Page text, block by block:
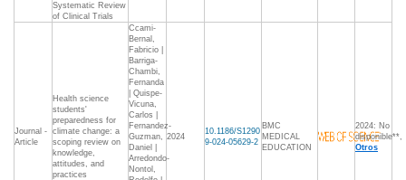
Systematic Review
of Clinical Trials
Journal -
Article
Health science
students'
preparedness for
climate change: a
scoping review on
knowledge,
attitudes, and
practices
Ccami-
Bernal,
Fabricio |
Barriga-
Chambi,
Fernanda
| Quispe-
Vicuna,
Carlos |
Fernandez-
Guzman,
Daniel |
Arredondo-
Nontol,
2024
10.1186/S1290
9-024-05629-2
BMC
MEDICAL
EDUCATION
2024: No
disponible**,
Otros